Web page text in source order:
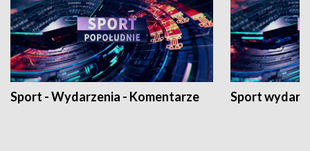
Sport - Wydarzenia - Komentarze Sport